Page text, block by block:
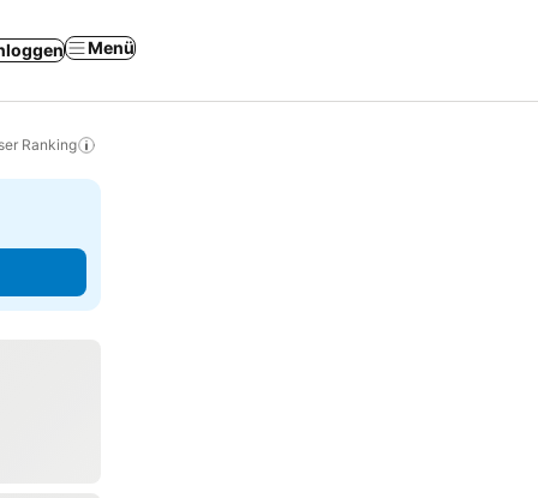
Menü
Ranking